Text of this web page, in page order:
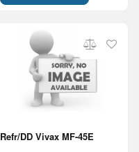
Refr/DD Vivax MF-45E